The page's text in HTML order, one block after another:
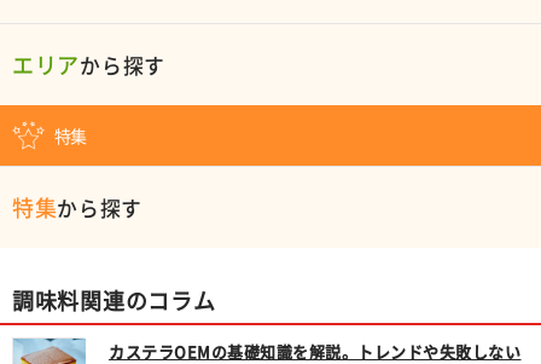
エリアから探す
特集
特集から探す
調味料関連のコラム
カステラOEMの基礎知識を解説。トレンドや失敗しない